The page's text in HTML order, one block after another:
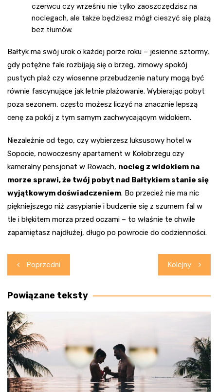
czerwcu czy wrześniu nie tylko zaoszczędzisz na
noclegach, ale także będziesz mógł cieszyć się plażą
bez tłumów.
Bałtyk ma swój urok o każdej porze roku – jesienne sztormy,
gdy potężne fale rozbijają się o brzeg, zimowy spokój
pustych plaż czy wiosenne przebudzenie natury mogą być
równie fascynujące jak letnie plażowanie. Wybierając pobyt
poza sezonem, często możesz liczyć na znacznie lepszą
cenę za pokój z tym samym zachwycającym widokiem.
Niezależnie od tego, czy wybierzesz luksusowy hotel w
Sopocie, nowoczesny apartament w Kołobrzegu czy
kameralny pensjonat w Rowach, nocleg z widokiem na
morze sprawi, że twój pobyt nad Bałtykiem stanie się
wyjątkowym doświadczeniem. Bo przecież nie ma nic
piękniejszego niż zasypianie i budzenie się z szumem fal w
tle i błękitem morza przed oczami – to właśnie te chwile
zapamiętasz najdłużej, długo po powrocie do codzienności.
Nawigacja
wpisu
Poprzedni Kolejny
Powiązane teksty